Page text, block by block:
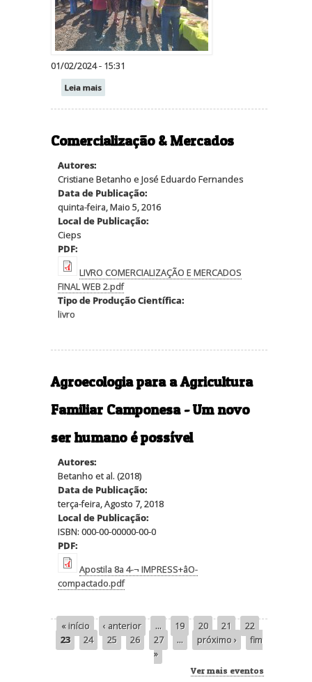
01/02/2024 - 15:31
Leia mais
Comercialização & Mercados
Autores:
Cristiane Betanho e José Eduardo Fernandes
Data de Publicação:
quinta-feira, Maio 5, 2016
Local de Publicação:
Cieps
PDF:
LIVRO COMERCIALIZAÇÃO E MERCADOS
FINAL WEB 2.pdf
Tipo de Produção Científica:
livro
Agroecologia para a Agricultura
Familiar Camponesa - Um novo
ser humano é possível
Autores:
Betanho et al. (2018)
Data de Publicação:
terça-feira, Agosto 7, 2018
Local de Publicação:
ISBN: 000-00-00000-00-0
PDF:
Apostila 8a 4-¬ IMPRESS+âO-
compactado.pdf
Páginas
« início ‹ anterior … 19 20 21
22
23
24 25 26 27 … próximo ›
fim
»
Ver mais eventos